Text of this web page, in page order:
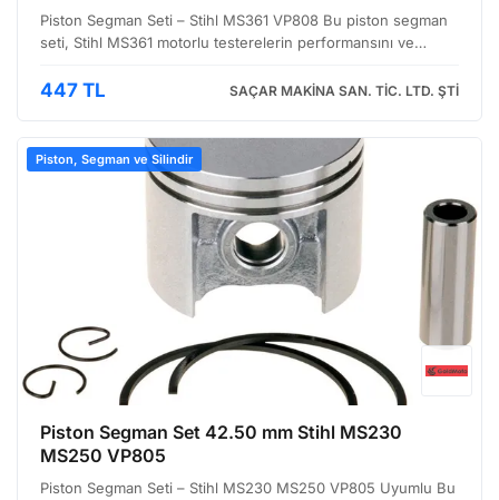
Piston Segman Seti – Stihl MS361 VP808 Bu piston segman
seti, Stihl MS361 motorlu testerelerin performansını ve
silindir ile piston arasındaki sürtünmeyi azaltarak…
447 TL SAÇAR MAKİNA SAN. TİC. LTD. ŞTİ
Piston, Segman ve Silindir
Piston Segman Set 42.50 mm Stihl MS230
MS250 VP805
Piston Segman Seti – Stihl MS230 MS250 VP805 Uyumlu Bu